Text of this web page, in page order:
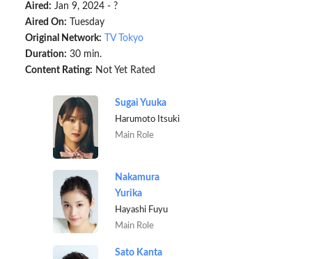
Aired: Jan 9, 2024 - ?
Aired On: Tuesday
Original Network:
TV Tokyo
Duration: 30 min.
Content Rating: Not Yet Rated
Sugai Yuuka
Harumoto Itsuki
Main Role
Nakamura
Yurika
Hayashi Fuyu
Main Role
Sato Kanta